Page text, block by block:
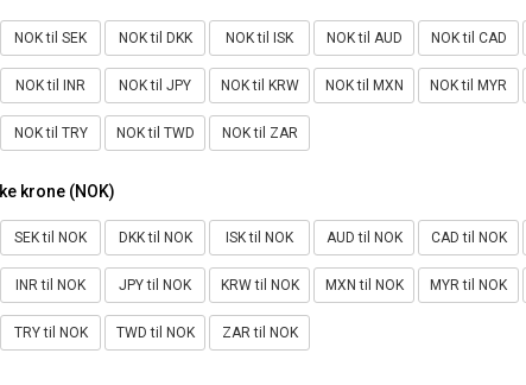
NOK til SEK NOK til DKK NOK til ISK NOK til AUD NOK til CAD
NOK til INR NOK til JPY NOK til KRW NOK til MXN NOK til MYR
NOK til TRY NOK til TWD NOK til ZAR
krone (NOK)
SEK til NOK DKK til NOK ISK til NOK AUD til NOK CAD til NOK
INR til NOK JPY til NOK KRW til NOK MXN til NOK MYR til NOK
TRY til NOK TWD til NOK ZAR til NOK